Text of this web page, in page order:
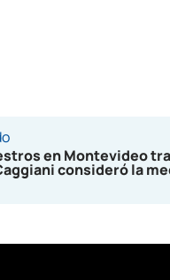
en Montevideo
consideró la